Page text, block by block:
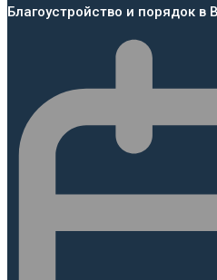
Благоустройство и порядок в